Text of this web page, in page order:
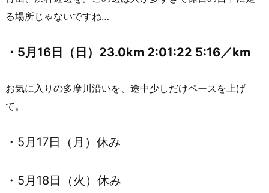
る場所じゃないですね…
・5月16日（日）23.0km 2:01:22 5:16／km
お気に入りの多摩川沿いを、途中少しだけペースを上げ
て。
・5月17日（月）休み
・5月18日（火）休み